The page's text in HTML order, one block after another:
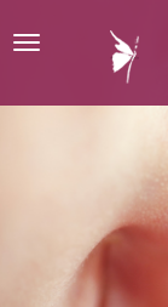
Cambiar